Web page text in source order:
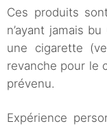
Ces produits
n’ayant jamais
une cigarette
revanche pour le
prévenu.
Expérience